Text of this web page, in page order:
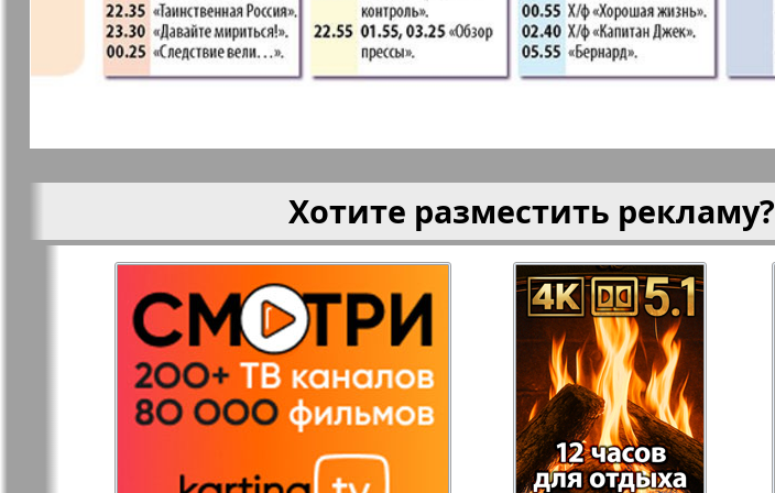
Кругозор Кругозор плюс! Kulinar TV
Le Voyageur Life in Франкфурт М-City
здоровья
МК Испания Мост-
Наш Иерусалим Наш мир
Наша Газета
Италия
Наше Турбюро Нескучная газета Новая
Хотите разместить